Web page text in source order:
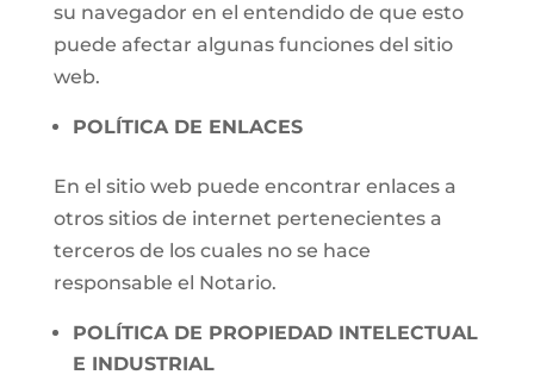
su navegador en el entendido de que esto
puede afectar algunas funciones del sitio
web.
POLÍTICA DE ENLACES
En el sitio web puede encontrar enlaces a
otros sitios de internet pertenecientes a
terceros de los cuales no se hace
responsable el Notario.
POLÍTICA DE PROPIEDAD INTELECTUAL
E INDUSTRIAL